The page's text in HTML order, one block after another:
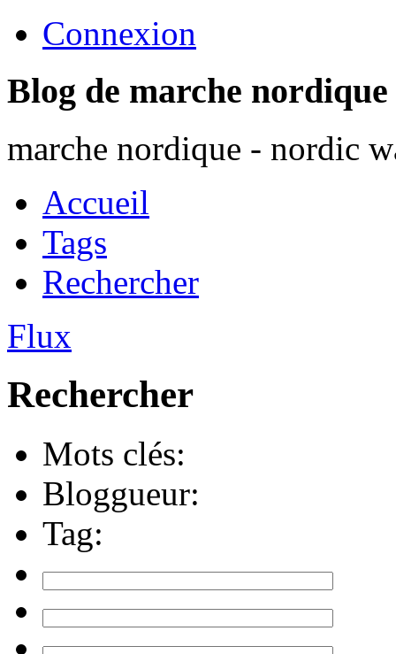
Connexion
Blog de marche nordique
marche nordique - nordic
Accueil
Tags
Rechercher
Flux
Rechercher
Mots clés:
Bloggueur:
Tag: